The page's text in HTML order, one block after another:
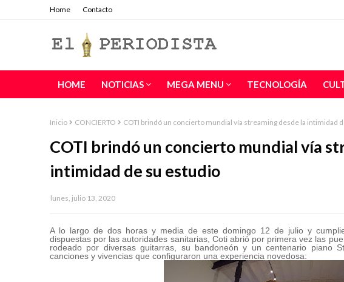
Home Contacto
HOME NOTICIAS MEGA MENU TECNOLOGÍA
Inicio CONCIERTO COTI brindó un concierto mundial vía streaming desde la intimidad
COTI brindó un concierto mundial vía
intimidad de su estudio
lunes, julio 13, 2020
A lo largo de dos horas y media de este domingo 12 de julio y
dispuestas por las autoridades sanitarias, Coti abrió por primera vez las
rodeado por diversas guitarras, su bandoneón y un centenario piano
canciones y vivencias que configuraron una experiencia novedosa: